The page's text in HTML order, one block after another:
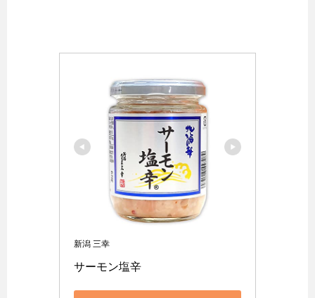
新潟 三幸
サーモン塩辛